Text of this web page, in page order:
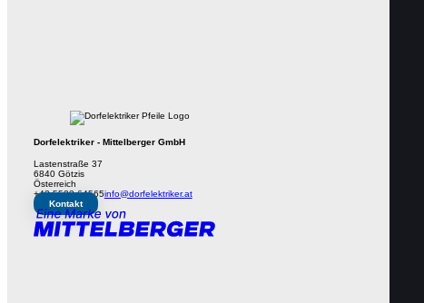
Dorfelektriker - Mittelberger GmbH
Lastenstraße 37
6840 Götzis
Österreich
+43 5523 64565info@dorfelektriker.at
Kontakt